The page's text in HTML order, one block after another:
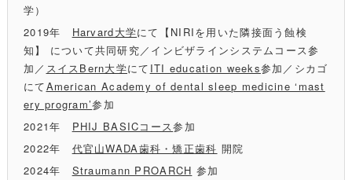
学）
2019年 Harvard大学にて【NIRIを用いた隣接面う蝕検
知】 について共同研究／インビザラインシステムコース参
加／ スイスBern大学にて ITI education weeks参加／シカゴ
にてAmerican Academy of dental sleep medicine ‘mast
ery program’参加
2021年 PHIJ BASICコース参加
2022年 代官山WADA歯科・矯正歯科 開院
2024年 Straumann PROARCH 参加